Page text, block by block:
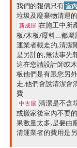
我們的報價只有 室
垃圾及廢棄物清運
新成屋 在施工中所
板/木板/廢料...都屬
運業者載走的,清潔
是另計的,無法事先
這在您請設計師或
板他們是有跟您另
走,他們會說清潔會
費
中古屋 清潔是不含
或搬家後室內不要
果數量太多,是要由
清運業者的費用是